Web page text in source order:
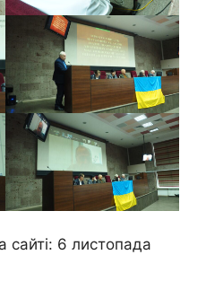
сайті: 6 листопада